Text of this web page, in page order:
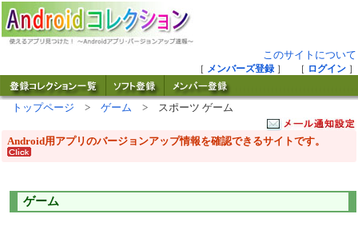
このサイトについて
［ メンバーズ登録］ ［ ログイン ］
トップページ > ゲーム > スポーツ ゲーム
Android用アプリのバージョンアップ情報を確認できるサイトです。
ゲーム